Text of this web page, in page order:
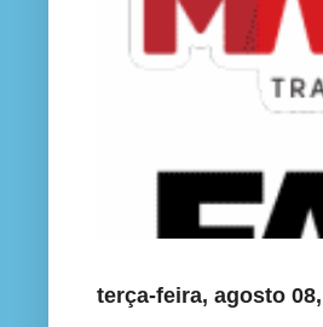
terça-feira, agosto